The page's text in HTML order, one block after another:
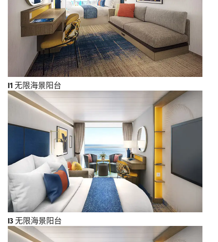
I1 无限海景阳台
I3 无限海景阳台